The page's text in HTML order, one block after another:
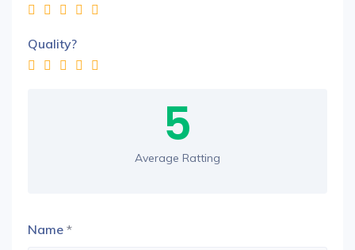
Quality?
5
Average Ratting
Name *